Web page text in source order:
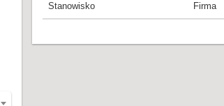
Stanowisko Firma